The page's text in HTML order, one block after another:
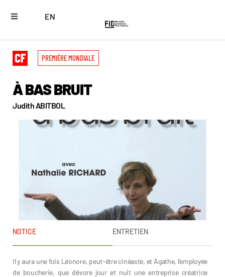
EN
PREMIÈRE MONDIALE
À BAS BRUIT
Judith ABITBOL
NOTICE ENTRETIEN
Il y aura une fois Léonore, peut-être cinéaste, et Agathe, l’employée
de boucherie, que dévore jour et nuit une entreprise créatrice